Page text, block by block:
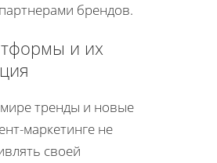
брендов.
и их
тренды и новые
маркетинге не
своей